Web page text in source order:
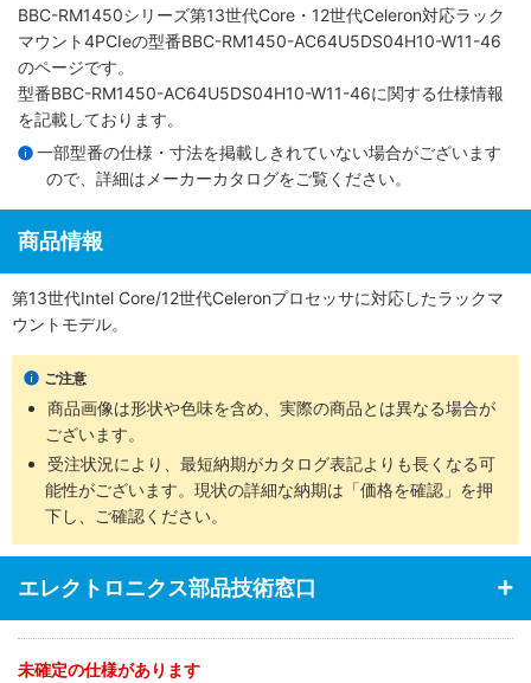
BBC-RM1450シリーズ第13世代Core・12世代Celeron対応ラック
マウント4PCIeの型番BBC-RM1450-AC64U5DS04H10-W11-46
のページです。
型番BBC-RM1450-AC64U5DS04H10-W11-46に関する仕様情報
を記載しております。
一部型番の仕様・寸法を掲載しきれていない場合がございます
ので、詳細は メーカーカタログをご覧ください。
商品情報
第13世代Intel Core/12世代Celeronプロセッサに対応したラックマ
ウントモデル。
ご注意
商品画像は形状や色味を含め、実際の商品とは異なる場合が
ございます。
受注状況により、最短納期がカタログ表記よりも長くなる可
能性がございます。現状の詳細な納期は「価格を確認」を押
下し、ご確認ください。
エレクトロニクス部品技術窓口
未確定の仕様があります